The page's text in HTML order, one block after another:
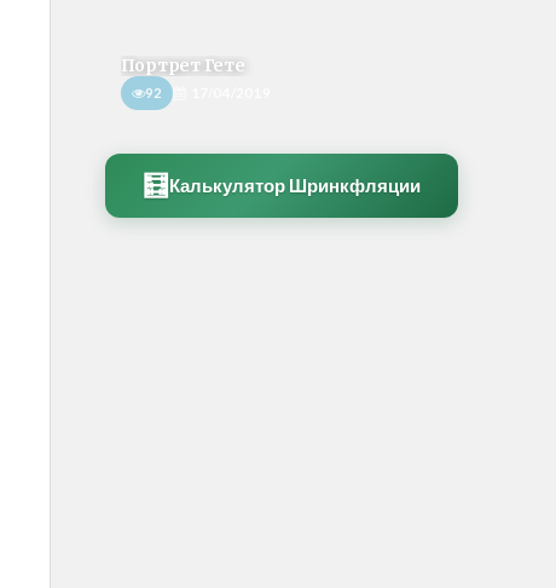
Портрет Гете
92
🧮 Калькулятор Шринкфляции